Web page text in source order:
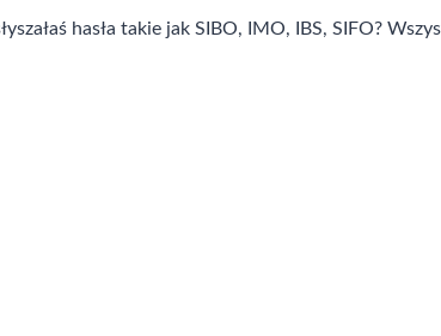
hasła takie jak SIBO, IMO, IBS, SIFO?